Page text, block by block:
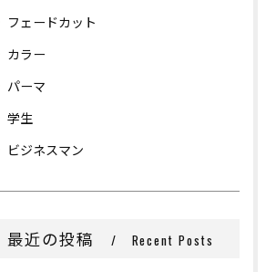
フェードカット
カラー
パーマ
学生
ビジネスマン
最近の投稿 Recent Posts